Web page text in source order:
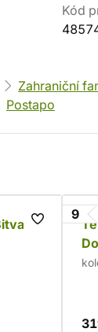
Kód
Zahraniční
Postapo
v
9